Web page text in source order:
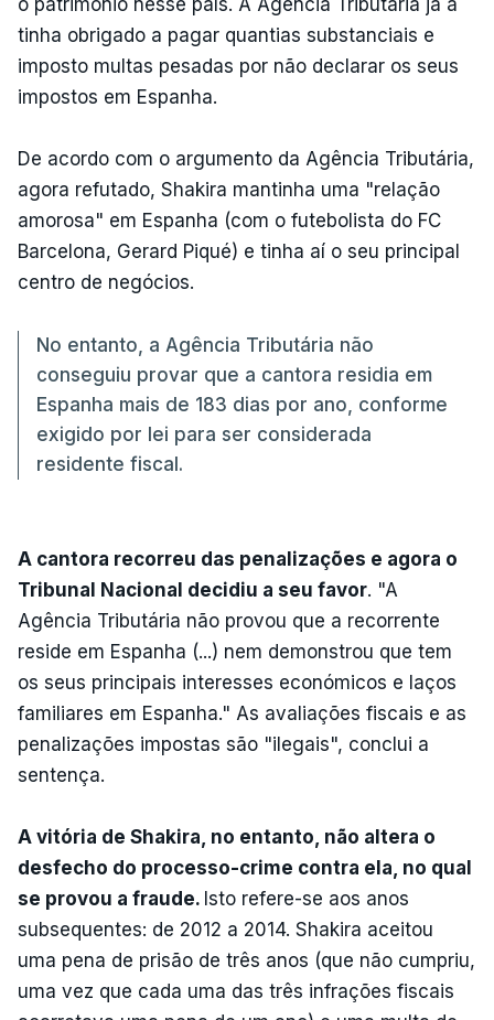
tinha obrigado a pagar quantias substanciais e
imposto multas pesadas por não declarar os seus
impostos em Espanha.
De acordo com o argumento da Agência Tributária,
agora refutado, Shakira mantinha uma "relação
amorosa" em Espanha (com o futebolista do FC
Barcelona, Gerard Piqué) e tinha aí o seu principal
centro de negócios.
No entanto, a Agência Tributária não
conseguiu provar que a cantora residia em
Espanha mais de 183 dias por ano, conforme
exigido por lei para ser considerada
residente fiscal.
A cantora recorreu das penalizações e agora o
Tribunal Nacional decidiu a seu favor. "A
Agência Tributária não provou que a recorrente
reside em Espanha (...) nem demonstrou que tem
os seus principais interesses económicos e laços
familiares em Espanha." As avaliações fiscais e as
penalizações impostas são "ilegais", conclui a
sentença.
A vitória de Shakira, no entanto, não altera o
desfecho do processo-crime contra ela, no qual
se provou a fraude. Isto refere-se aos anos
subsequentes: de 2012 a 2014. Shakira aceitou
uma pena de prisão de três anos (que não cumpriu,
uma vez que cada uma das três infrações fiscais